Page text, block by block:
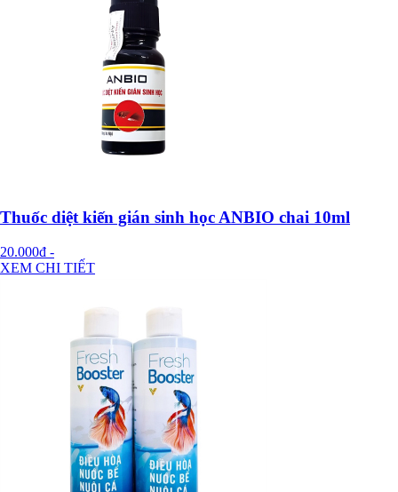
Thuốc diệt kiến gián sinh học ANBIO chai 10ml
20.000đ -
XEM CHI TIẾT